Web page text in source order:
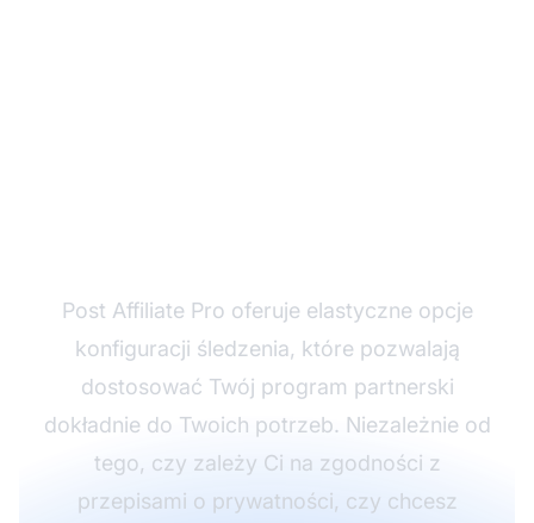
Post Affiliate Pro oferuje elastyczne opcje
konfiguracji śledzenia, które pozwalają
dostosować Twój program partnerski
dokładnie do Twoich potrzeb. Niezależnie od
tego, czy zależy Ci na zgodności z
przepisami o prywatności, czy chcesz